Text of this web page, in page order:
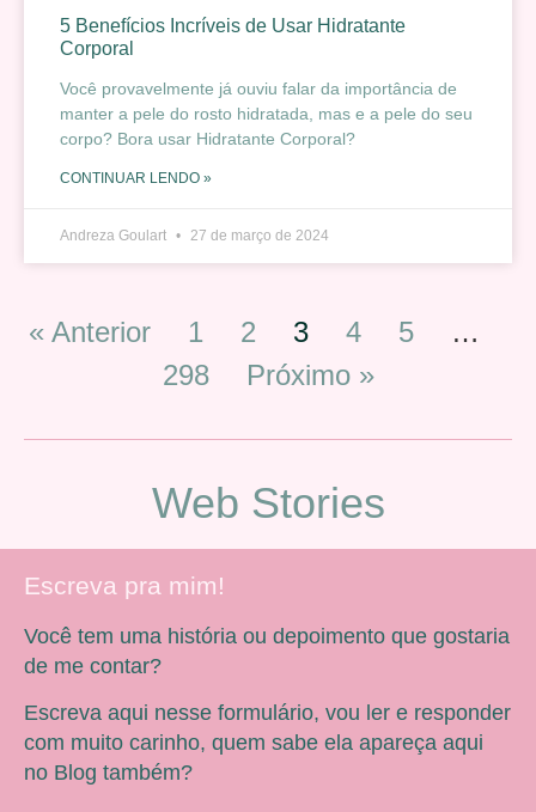
5 Benefícios Incríveis de Usar Hidratante
Corporal
Você provavelmente já ouviu falar da importância de
manter a pele do rosto hidratada, mas e a pele do seu
corpo? Bora usar Hidratante Corporal?
CONTINUAR LENDO »
Andreza Goulart 27 de março de 2024
« Anterior 1 2 3 4 5
…
298
Próximo »
Web Stories
Escreva pra mim!
Você tem uma história ou depoimento que gostaria
de me contar?
Escreva aqui nesse formulário, vou ler e responder
com muito carinho, quem sabe ela apareça aqui
no Blog também?